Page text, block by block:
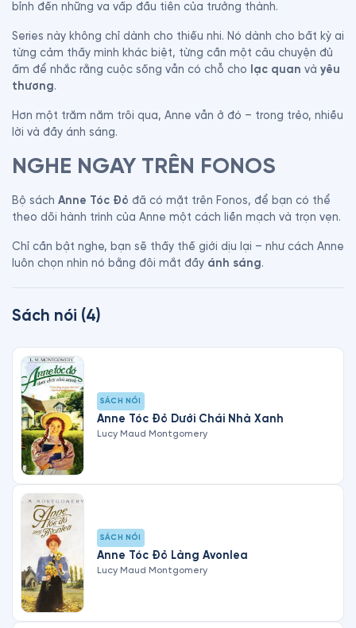
bỉnh đến những va vấp đầu tiên của trưởng thành.
Series này không chỉ dành cho thiếu nhi. Nó dành cho bất kỳ ai
từng cảm thấy mình khác biệt, từng cần một câu chuyện đủ
ấm để nhắc rằng cuộc sống vẫn có chỗ cho
lạc quan và yêu
thương.
Hơn một trăm năm trôi qua, Anne vẫn ở đó – trong trẻo, nhiều
lời và đầy ánh sáng.
NGHE NGAY TRÊN FONOS
Bộ sách Anne Tóc Đỏ đã có mặt trên Fonos, để bạn có thể
theo dõi hành trình của Anne một cách liền mạch và trọn vẹn.
Chỉ cần bật nghe, bạn sẽ thấy thế giới dịu lại – như cách Anne
luôn chọn nhìn nó bằng đôi mắt đầy ánh sáng.
Sách nói (4)
SÁCH NÓI
Anne Tóc Đỏ Dưới Chái Nhà Xanh
Lucy Maud Montgomery
SÁCH NÓI
Anne Tóc Đỏ Làng Avonlea
Lucy Maud Montgomery